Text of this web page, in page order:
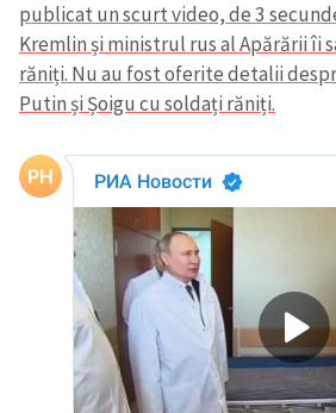
publicat un scurt video, de 3
Kremlin și ministrul rus al Apărării îi
răniți. Nu au fost oferite detalii
Putin și Șoigu cu soldați răniți.